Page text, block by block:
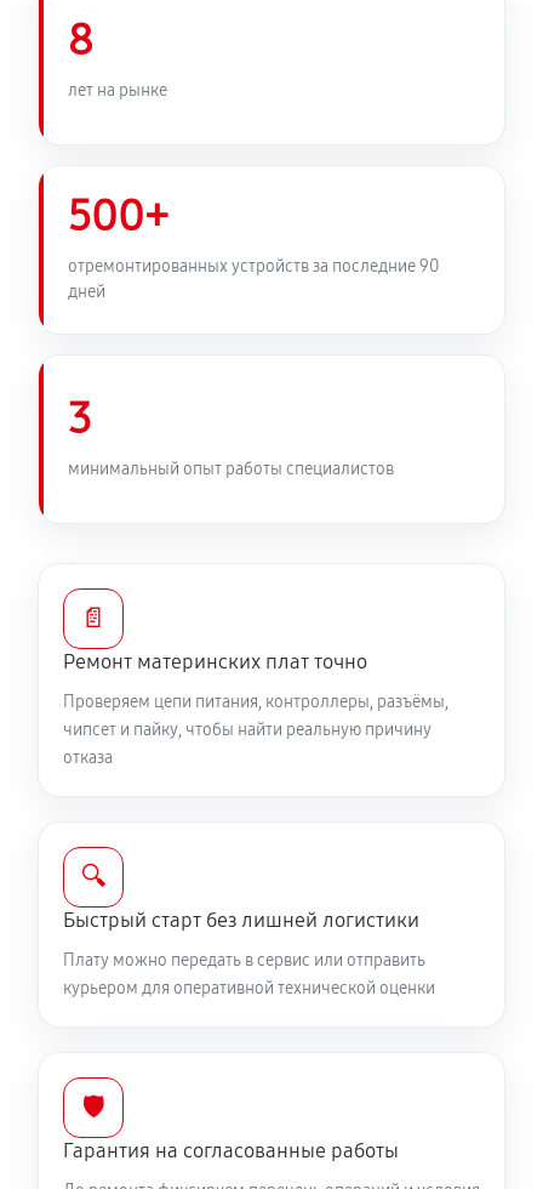
8
лет на рынке
500+
отремонтированных устройств за последние 90
дней
3
минимальный опыт работы специалистов
📄
Ремонт материнских плат точно
Проверяем цепи питания, контроллеры, разъёмы,
чипсет и пайку, чтобы найти реальную причину
отказа
🔍
Быстрый старт без лишней логистики
Плату можно передать в сервис или отправить
курьером для оперативной технической оценки
🛡️
Гарантия на согласованные работы